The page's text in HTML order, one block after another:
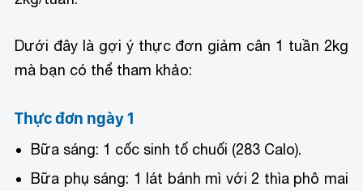
Dưới đây là gợi ý thực đơn giảm cân 1 tuần 2kg
mà bạn có thể tham khảo:
Thực đơn ngày 1
Bữa sáng: 1 cốc sinh tố chuối (283 Calo).
Bữa phụ sáng: 1 lát bánh mì với 2 thìa phô mai